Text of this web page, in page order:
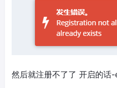
然后就注册不了了 开启的话